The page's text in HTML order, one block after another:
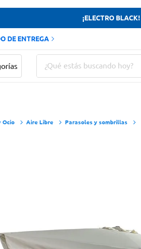
¡ELECTRO
DE ENTREGA
¿Qué estás buscando hoy?
Ocio Aire Libre Parasoles y sombrillas
buscados